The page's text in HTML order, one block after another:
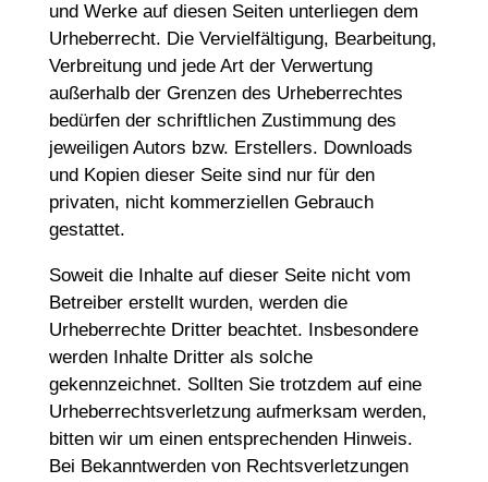
und Werke auf diesen Seiten unterliegen dem
Urheberrecht. Die Vervielfältigung, Bearbeitung,
Verbreitung und jede Art der Verwertung
außerhalb der Grenzen des Urheberrechtes
bedürfen der schriftlichen Zustimmung des
jeweiligen Autors bzw. Erstellers. Downloads
und Kopien dieser Seite sind nur für den
privaten, nicht kommerziellen Gebrauch
gestattet.
Soweit die Inhalte auf dieser Seite nicht vom
Betreiber erstellt wurden, werden die
Urheberrechte Dritter beachtet. Insbesondere
werden Inhalte Dritter als solche
gekennzeichnet. Sollten Sie trotzdem auf eine
Urheberrechtsverletzung aufmerksam werden,
bitten wir um einen entsprechenden Hinweis.
Bei Bekanntwerden von Rechtsverletzungen